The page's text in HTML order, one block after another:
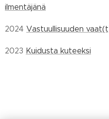
ilmentäjänä
2024 Vastuullisuuden
2023 Kuidusta kuteeksi